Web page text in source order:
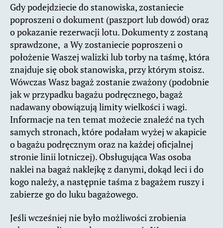
Gdy podejdziecie do stanowiska, zostaniecie
poproszeni o dokument (paszport lub dowód) oraz
o pokazanie rezerwacji lotu. Dokumenty z zostaną
sprawdzone, a Wy zostaniecie poproszeni o
położenie Waszej walizki lub torby na taśmę, która
znajduje się obok stanowiska, przy którym stoisz.
Wówczas Wasz bagaż zostanie zważony (podobnie
jak w przypadku bagażu podręcznego, bagaż
nadawany obowiązują limity wielkości i wagi.
Informacje na ten temat możecie znaleźć na tych
samych stronach, które podałam wyżej w akapicie
o bagażu podręcznym oraz na każdej oficjalnej
stronie linii lotniczej). Obsługująca Was osoba
naklei na bagaż naklejkę z danymi, dokąd leci i do
kogo należy, a następnie taśma z bagażem ruszy i
zabierze go do luku bagażowego.
Jeśli wcześniej nie było możliwości zrobienia